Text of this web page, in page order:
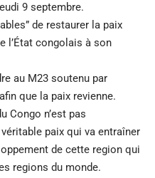
9 septembre.
de restaurer la paix
l’État congolais à son
au M23 soutenu par
que la paix revienne.
Congo n’est pas
paix qui va entraîner
de cette region qui
regions du monde.